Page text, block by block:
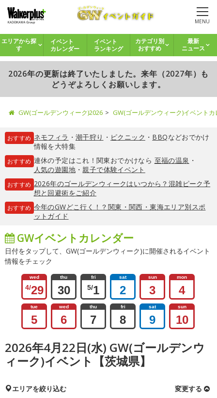
MENU
エリアから探
す
イベント
カレンダー
イベント
ランキング
カテゴリ別
おすすめ
最新
ニュース
2026年の更新は終了いたしました。来年（2027年）も
どうぞよろしくお願いします。
GW(ゴールデンウィーク)2026 GW(ゴールデンウィーク)イベント
おすすめ ネモフィラ ・ 潮干狩り ・ ピクニック ・ BBQなどおでかけ
情報を大特集
おすすめ 連休の予定はこれ！関東おでかけなら 至福の温泉 ・
人気の遊園地・親子で体験イベント
おすすめ 2026年のゴールデンウィークはいつから？混雑ピーク予
想と回避術をご紹介
おすすめ 今年のGWどこ行く！？関東・関西・東海エリア別スポ
ットガイド
GWイベントカレンダー
日付をタップして、GW(ゴールデンウィーク)に開催されるイベント
情報をチェック
wed
4/29
thu
30
fri
5/1
sat
2
sun
3
mon
4
tue
5
wed
6
thu
7
fri
8
sat
9
sun
10
2026年4月22日(水) GW(ゴールデンウ
ィーク)イベント【茨城県】
エリアを絞り込む 変更する